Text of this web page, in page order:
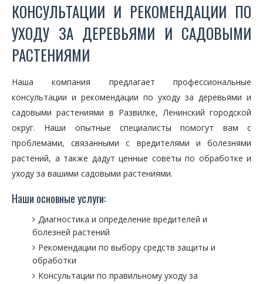
КОНСУЛЬТАЦИИ И РЕКОМЕНДАЦИИ ПО
УХОДУ ЗА ДЕРЕВЬЯМИ И САДОВЫМИ
РАСТЕНИЯМИ
Наша компания предлагает профессиональные
консультации и рекомендации по уходу за деревьями и
садовыми растениями в Развилке, Ленинский городской
округ. Наши опытные специалисты помогут вам с
проблемами, связанными с вредителями и болезнями
растений, а также дадут ценные советы по обработке и
уходу за вашими садовыми растениями.
Наши основные услуги:
Диагностика и определение вредителей и
болезней растений
Рекомендации по выбору средств защиты и
обработки
Консультации по правильному уходу за